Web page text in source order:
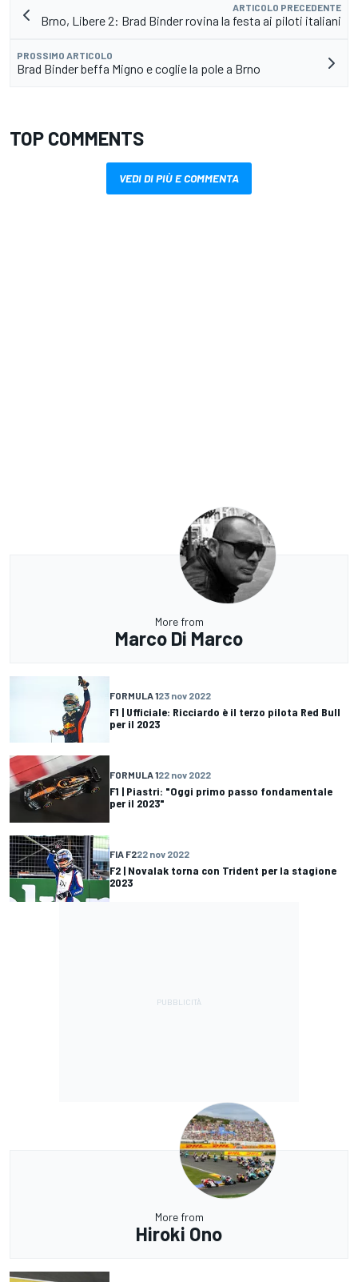
ARTICOLO PRECEDENTE
Brno, Libere 2: Brad Binder rovina la festa ai piloti italiani
PROSSIMO ARTICOLO
Brad Binder beffa Migno e coglie la pole a Brno
TOP COMMENTS
VEDI DI PIÙ E COMMENTA
More from
Marco Di Marco
FORMULA 123 nov 2022
F1 | Ufficiale: Ricciardo è il terzo pilota Red Bull
per il 2023
FORMULA 122 nov 2022
F1 | Piastri: "Oggi primo passo fondamentale
per il 2023"
FIA F222 nov 2022
F2 | Novalak torna con Trident per la stagione
2023
More from
Hiroki Ono